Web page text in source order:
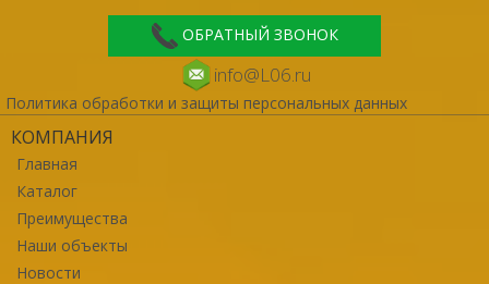
ОБРАТНЫЙ ЗВОНОК
info@L06.ru
Политика обработки и защиты персональных данных
КОМПАНИЯ
Главная
Каталог
Преимущества
Наши объекты
Новости